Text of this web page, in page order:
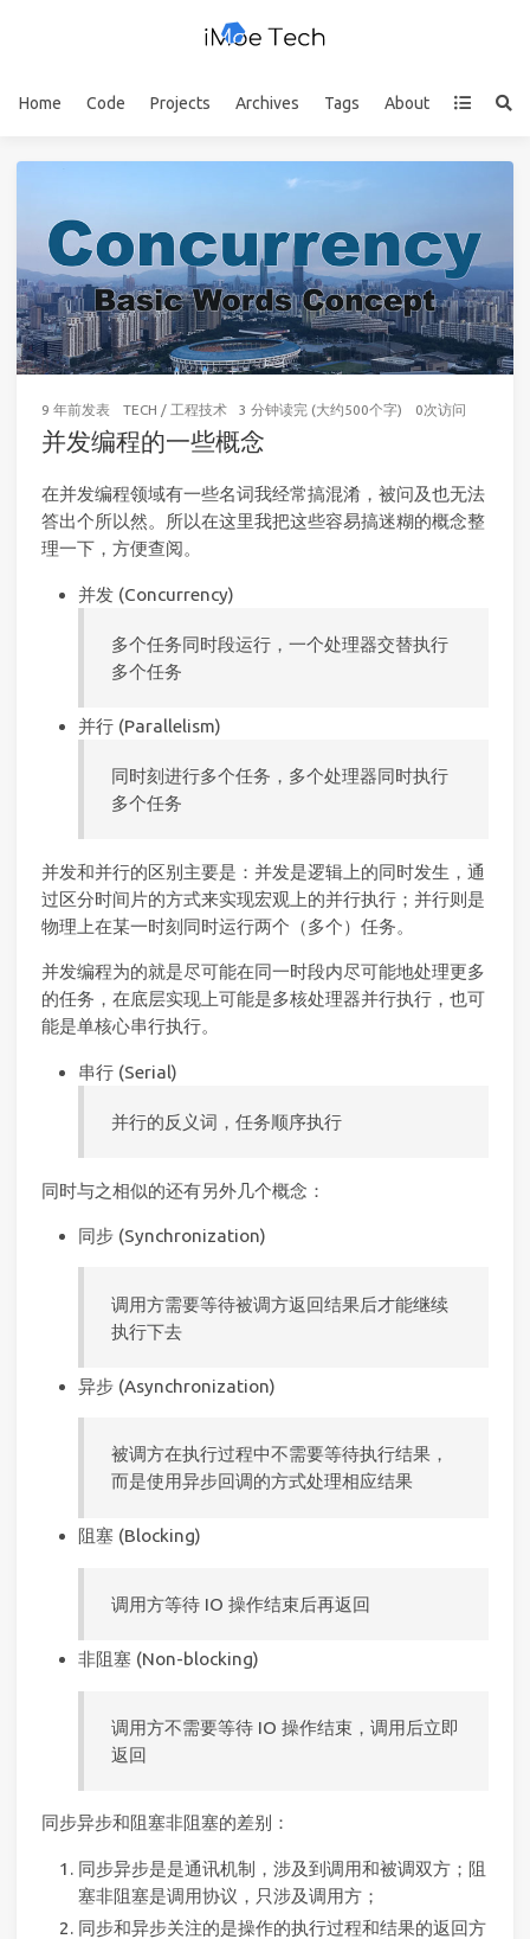
Home Code Projects Archives Tags About
9 年前发表 TECH / 工程技术 3 分钟读完 (大约500个字) 0次访问
并发编程的一些概念
在并发编程领域有一些名词我经常搞混淆，被问及也无法
答出个所以然。所以在这里我把这些容易搞迷糊的概念整
理一下，方便查阅。
并发 (Concurrency)
多个任务同时段运行，一个处理器交替执行
多个任务
并行 (Parallelism)
同时刻进行多个任务，多个处理器同时执行
多个任务
并发和并行的区别主要是：并发是逻辑上的同时发生，通
过区分时间片的方式来实现宏观上的并行执行；并行则是
物理上在某一时刻同时运行两个（多个）任务。
并发编程为的就是尽可能在同一时段内尽可能地处理更多
的任务，在底层实现上可能是多核处理器并行执行，也可
能是单核心串行执行。
串行 (Serial)
并行的反义词，任务顺序执行
同时与之相似的还有另外几个概念：
同步 (Synchronization)
调用方需要等待被调方返回结果后才能继续
执行下去
异步 (Asynchronization)
被调方在执行过程中不需要等待执行结果，
而是使用异步回调的方式处理相应结果
阻塞 (Blocking)
调用方等待 IO 操作结束后再返回
非阻塞 (Non-blocking)
调用方不需要等待 IO 操作结束，调用后立即
返回
同步异步和阻塞非阻塞的差别：
同步异步是是通讯机制，涉及到调用和被调双方；阻
塞非阻塞是调用协议，只涉及调用方；
同步和异步关注的是操作的执行过程和结果的返回方